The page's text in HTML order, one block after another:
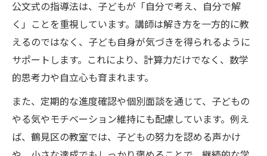
公文式の指導法は、子どもが「自分で考え、自分で解
く」ことを重視しています。講師は解き方を一方的に教
えるのではなく、子ども自身が気づきを得られるように
サポートします。これにより、計算力だけでなく、数学
的思考力や自立心も育まれます。
また、定期的な進度確認や個別面談を通じて、子どもの
やる気やモチベーション維持にも配慮しています。例え
ば、鶴見区の教室では、子どもの努力を認める声かけ